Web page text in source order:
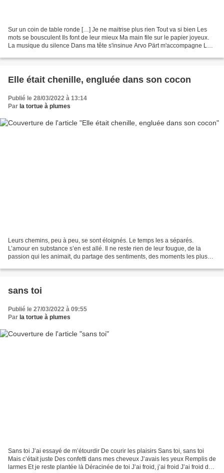
Sur un coin de table ronde […] Je ne maitrise plus rien Tout va si bien Les
mots se bousculent Ils font de leur mieux Ma main file sur le papier joyeux.
La musique du silence Dans ma tête s'insinue Arvo Pärt m'accompagne La
Elle était chenille, engluée dans son cocon
Publié le 28/03/2022 à 13:14
Par la tortue à plumes
Leurs chemins, peu à peu, se sont éloignés. Le temps les a séparés.
L’amour en substance s’en est allé. Il ne reste rien de leur fougue, de la
passion qui les animait, du partage des sentiments, des moments les plus
sans toi
Publié le 27/03/2022 à 09:55
Par la tortue à plumes
Sans toi J’ai essayé de m’étourdir De courir les plaisirs Sans toi, sans toi
Mais c’était juste Des confetti dans mes cheveux J’avais les yeux Remplis de
larmes Et je reste plantée là Déracinée de toi J’ai froid, j’ai froid J’ai froid de